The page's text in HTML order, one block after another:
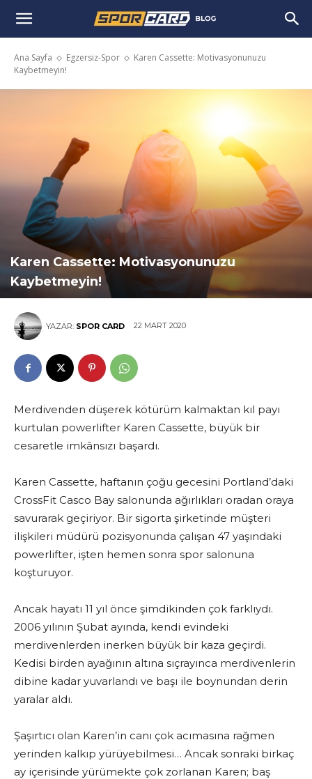
Ana Sayfa Egzersiz-Spor
Karen Cassette: Motivasyonunuzu
Kaybetmeyin!
Karen Cassette: Motivasyonunuzu
Kaybetmeyin!
YAZAR: SPOR CARD 22 MART 2020
Merdivenden düşerek kötürüm kalmaktan kıl payı
kurtulan powerlifter Karen Cassette, büyük bir
cesaretle imkânsızı başardı.
Karen Cassette, haftanın çoğu gecesini Portland’daki
CrossFit Casco Bay salonunda ağırlıkları oradan oraya
savurarak geçiriyor. Bir sigorta şirketinde müşteri
ilişkileri müdürü pozisyonunda çalışan 47 yaşındaki
powerlifter, işten hemen sonra spor salonuna
koşturuyor.
Ancak hayatı 11 yıl önce şimdikinden çok farklıydı.
2006 yılının Şubat ayında, kendi evindeki
merdivenlerden inerken büyük bir kaza geçirdi.
Kedisi birden ayağının altına sıçrayınca merdivenlerin
dibine kadar yuvarlandı ve başı ile boynundan derin
yaralar aldı.
Şaşırtıcı olan Karen’in canı çok acımasına rağmen
yerinden kalkıp yürüyebilmesi… Ancak sonraki birkaç
ay içerisinde yürümekte çok zorlanan Karen; baş